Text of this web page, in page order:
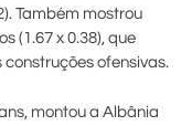
Também mostrou
(1.67 x 0.38), que
ofensivas.
montou a Albânia